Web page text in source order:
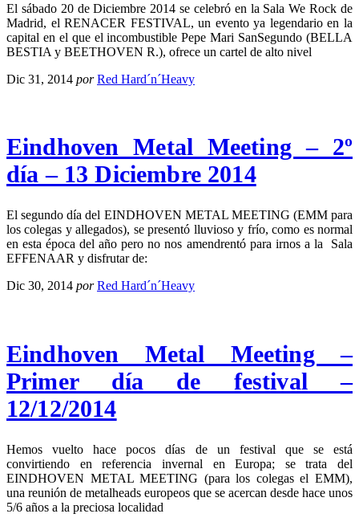
El sábado 20 de Diciembre 2014 se celebró en la Sala We Rock de
Madrid, el RENACER FESTIVAL, un evento ya legendario en la
capital en el que el incombustible Pepe Mari SanSegundo (BELLA
BESTIA y BEETHOVEN R.), ofrece un cartel de alto nivel
Dic 31, 2014 por Red Hard´n´Heavy
Eindhoven Metal Meeting – 2º
día – 13 Diciembre 2014
El segundo día del EINDHOVEN METAL MEETING (EMM para
los colegas y allegados), se presentó lluvioso y frío, como es normal
en esta época del año pero no nos amendrentó para irnos a la Sala
EFFENAAR y disfrutar de:
Dic 30, 2014 por Red Hard´n´Heavy
Eindhoven Metal Meeting –
Primer día de festival –
12/12/2014
Hemos vuelto hace pocos días de un festival que se está
convirtiendo en referencia invernal en Europa; se trata del
EINDHOVEN METAL MEETING (para los colegas el EMM),
una reunión de metalheads europeos que se acercan desde hace unos
5/6 años a la preciosa localidad